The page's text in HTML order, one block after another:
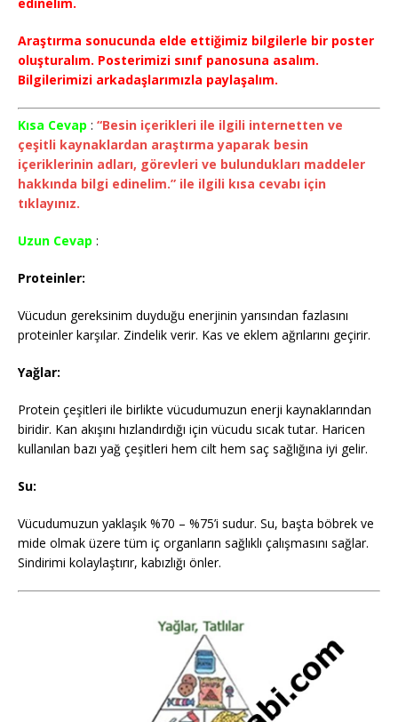
Araştırma sonucunda elde ettiğimiz bilgilerle bir poster
oluşturalım. Posterimizi sınıf panosuna asalım.
Bilgilerimizi arkadaşlarımızla paylaşalım.
Kısa Cevap : “Besin içerikleri ile ilgili internetten ve
çeşitli kaynaklardan araştırma yaparak besin
içeriklerinin adları, görevleri ve bulundukları maddeler
hakkında bilgi edinelim.” ile ilgili kısa cevabı için
tıklayınız.
Uzun Cevap :
Proteinler:
Vücudun gereksinim duyduğu enerjinin yarısından fazlasını
proteinler karşılar. Zindelik verir. Kas ve eklem ağrılarını geçirir.
Yağlar:
Protein çeşitleri ile birlikte vücudumuzun enerji kaynaklarından
biridir. Kan akışını hızlandırdığı için vücudu sıcak tutar. Haricen
kullanılan bazı yağ çeşitleri hem cilt hem saç sağlığına iyi gelir.
Su:
Vücudumuzun yaklaşık %70 – %75’i sudur. Su, başta böbrek ve
mide olmak üzere tüm iç organların sağlıklı çalışmasını sağlar.
Sindirimi kolaylaştırır, kabızlığı önler.